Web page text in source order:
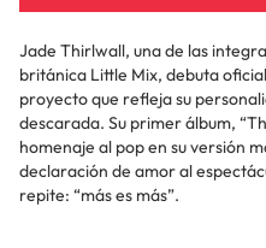
Jade Thirlwall, una de las
británica Little Mix, debuta
proyecto que refleja su
descarada. Su primer álbum,
homenaje al pop en su versión
declaración de amor al
repite: “más es más”.